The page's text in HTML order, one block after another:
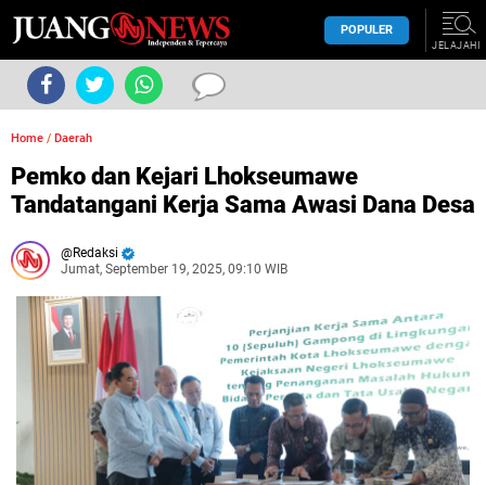
POPULER
JELAJAHI
Home / Daerah
Pemko dan Kejari Lhokseumawe
Tandatangani Kerja Sama Awasi Dana Desa
Redaksi
Jumat, September 19, 2025, 09:10 WIB